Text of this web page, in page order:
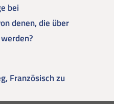
bei
denen, die über
Französisch zu